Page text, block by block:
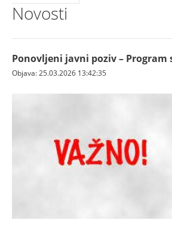
Novosti
Ponovljeni javni poziv –
Objava: 25.03.2026 13:42:35